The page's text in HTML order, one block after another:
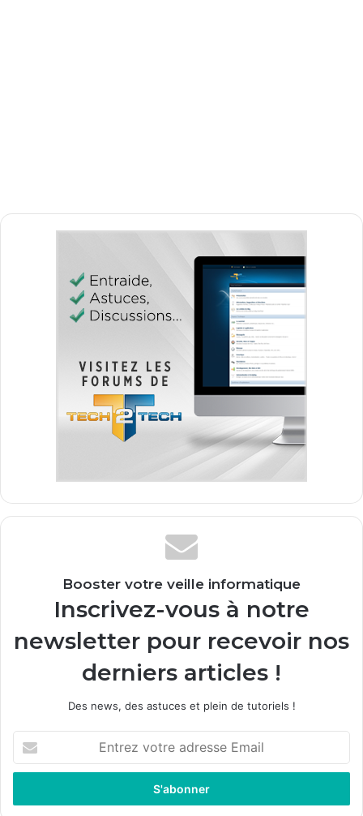
Booster votre veille informatique
Inscrivez-vous à notre
newsletter pour recevoir nos
derniers articles !
Des news, des astuces et plein de tutoriels !
t
e